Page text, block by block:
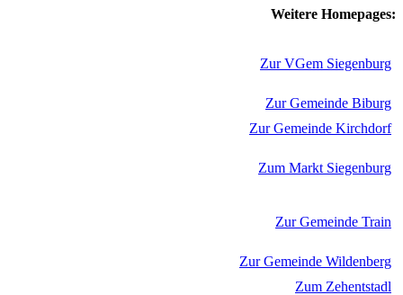
Weitere Homepages:
Zur VGem Siegenburg
Zur Gemeinde Biburg
Zur Gemeinde Kirchdorf
Zum Markt Siegenburg
Zur Gemeinde Train
Zur Gemeinde Wildenberg
Zum Zehentstadl